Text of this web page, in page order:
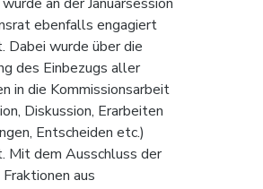
ebenfalls engagiert
Dabei wurde über die
des Einbezugs aller
in die Kommissionsarbeit
Diskussion, Erarbeiten
Entscheiden etc.)
Mit dem Ausschluss der
aus